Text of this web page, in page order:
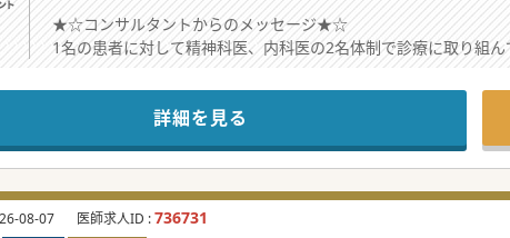
★☆コンサルタントからのメッセージ★☆
1名の患者に対して精神科医、内科医の2名体制で診療に取り組ん
モデルケースとしては、精神科医による診療月1回＋内科医によ
他領域はもう1人の医師が対応しますので、先生の領域のみをお
医療度の低い患者が中心なので、業務負担は少なめです。
今までのご経験や科目は問わず、お人柄重視の選考となります。
ご興味のある方は、お気軽にお問い合わせください。
#春入職可 #秋入職可
詳細を見る
08-07 医師求人ID :736731